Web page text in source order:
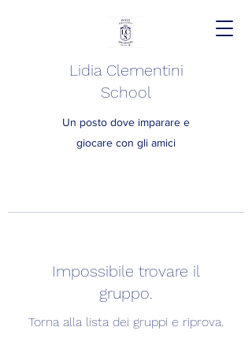
Lidia Clementini
School
Un posto dove imparare e
giocare con gli amici
Impossibile trovare il
gruppo.
Torna alla lista dei gruppi e riprova.